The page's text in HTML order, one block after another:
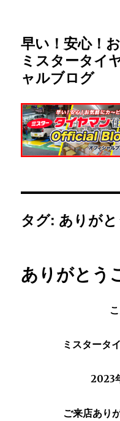
早い！安心！
ミスタータイ
ャルブログ
タグ: ありが
ありがとう
ミスタータ
2023
ご来店あり